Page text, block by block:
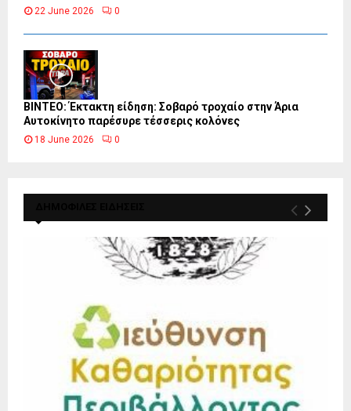
22 June 2026 0
ΒΙΝΤΕΟ: Έκτακτη είδηση: Σοβαρό τροχαίο στην Άρια
Αυτοκίνητο παρέσυρε τέσσερις κολόνες
18 June 2026 0